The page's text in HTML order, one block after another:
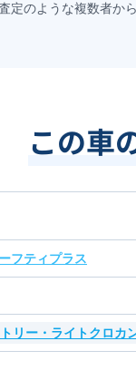
定のような複数者か
この車
フティプラス
リー・ライトクロカ